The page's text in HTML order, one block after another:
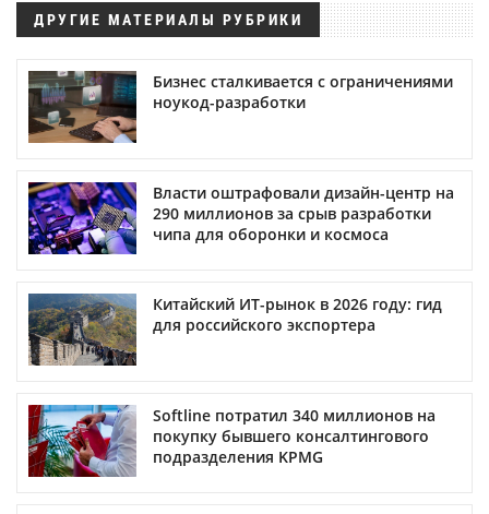
ДРУГИЕ МАТЕРИАЛЫ РУБРИКИ
Бизнес сталкивается с ограничениями
ноукод-разработки
Власти оштрафовали дизайн-центр на
290 миллионов за срыв разработки
чипа для оборонки и космоса
Китайский ИТ-рынок в 2026 году: гид
для российского экспортера
Softline потратил 340 миллионов на
покупку бывшего консалтингового
подразделения KPMG